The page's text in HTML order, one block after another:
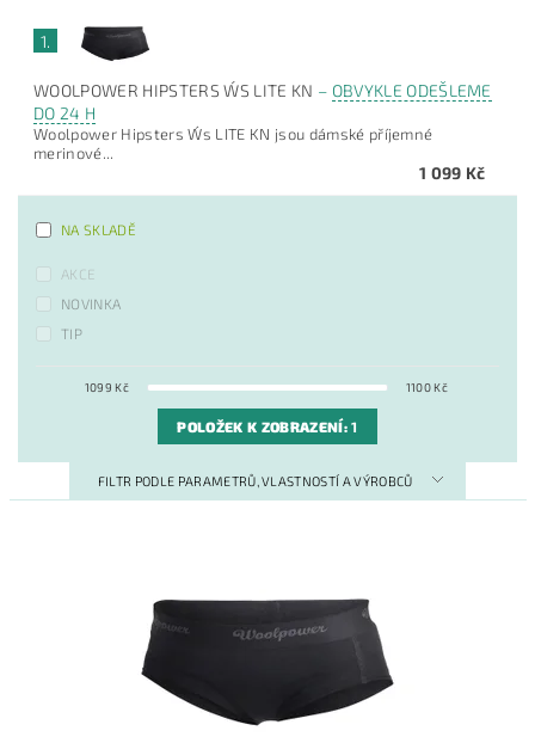
1.
WOOLPOWER HIPSTERS W´S LITE KN – OBVYKLE ODEŠLEME
DO 24 H
Woolpower Hipsters W´s LITE KN jsou dámské příjemné
merinové...
1 099 Kč
NA SKLADĚ
AKCE
NOVINKA
TIP
1099 Kč 1100 Kč
POLOŽEK K ZOBRAZENÍ:1
FILTR PODLE PARAMETRŮ, VLASTNOSTÍ A VÝROBCŮ